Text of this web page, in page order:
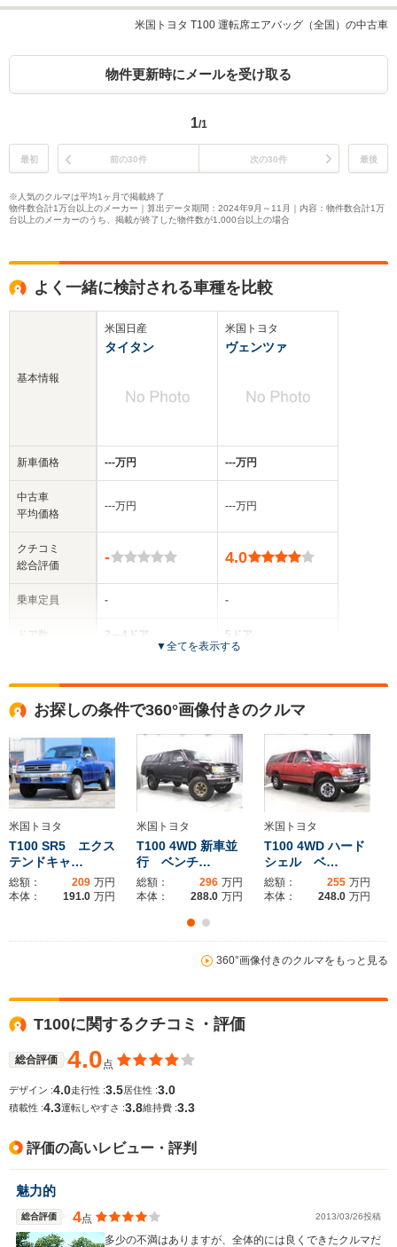
米国トヨタ T100 運転席エアバッグ（全国）の中古車
物件更新時にメールを受け取る
1/1
最初 前の30件 次の30件 最後
※人気のクルマは平均1ヶ月で掲載終了
物件数合計1万台以上のメーカー｜算出データ期間：2024年9月～11月｜内容：物件数合計1万
台以上のメーカーのうち、掲載が終了した物件数が1,000台以上の場合
よく一緒に検討される車種を比較
基本情報
新車価格
中古車
平均価格
クチコミ
総合評価
乗車定員
ドア数
サイズ
(全長x全幅x全高)
排気量
駆動方式
米国日産
タイタン
‐‐‐万円
‐‐‐万円
-
-
2～4ドア
全幅
-m
全長
-m
ホイールベース
5600cc
FR、4WD
米国トヨタ
ヴェンツァ
‐‐‐万円
‐‐‐万円
4.0
-
5ドア
全幅
-m
全長
-m
ホイールベース
-m
▼全てを表示する
お探しの条件で360°画像付きのクルマ
米国トヨタ
T100 SR5 エクス
テンドキャ…
総額： 209 万円
本体：
191.0 万円
米国トヨタ
T100 4WD 新車並
行 ベンチ…
総額： 296 万円
本体：
288.0 万円
米国トヨタ
T100 4WD ハード
シェル ベ…
総額： 255 万円
本体：
248.0 万円
360°画像付きのクルマをもっと見る
T100に関するクチコミ・評価
総合評価 4.0点
デザイン :4.0走行性 :3.5居住性 :3.0
積載性 :4.3運転しやすさ :3.8維持費 :3.3
評価の高いレビュー・評判
魅力的
総合評価 4点 2013/03/26投稿
多少の不満はありますが、全体的には良くできたクルマだ